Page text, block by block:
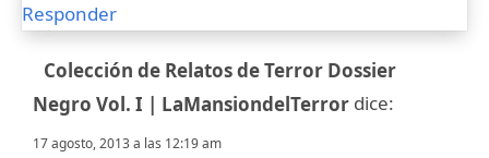
Responder
Colección de Relatos de Terror Dossier
Negro Vol. I | LaMansiondelTerror dice:
17 agosto, 2013 a las 12:19 am